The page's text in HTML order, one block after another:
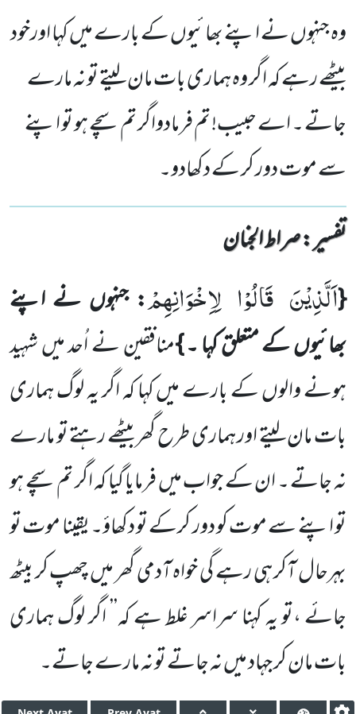
وہ جنہوں نے اپنے بھائیوں کے بارے میں کہا اورخود
بیٹھے رہے کہ اگر وہ ہماری بات مان لیتے تو نہ مارے
جاتے ۔ اے حبیب! تم فرمادواگر تم سچے ہو تو اپنے
سے موت دور کر کے دکھادو۔
تفسیر : ‎صراط الجنان
{اَلَّذِیْنَ قَالُوْا لِاِخْوَانِهِمْ: جنہوں نے اپنے
بھائیوں کے متعلق کہا ۔ }منافقین نے اُحد میں شہید
ہونے والوں کےبارے میں کہا کہ اگر یہ لوگ ہماری
بات مان لیتے اور ہماری طرح گھر بیٹھے رہتے تو مارے
نہ جاتے ۔ ان کے جواب میںفرمایا گیا کہ اگر تم سچے ہو
تو اپنے سے موت کو دور کرکے تو دکھاؤ۔ یقینا موت تو
بہرحال آکر ہی رہے گی خواہ آدمی گھر میں چھپ کر بیٹھ
جائے ،تو یہ کہنا سراسر غلط ہے کہ’’ اگر لوگ ہماری
بات مان کر جہاد میں نہ جاتے تو نہ مارے جاتے۔